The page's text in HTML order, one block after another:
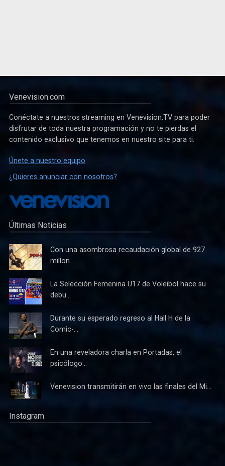
Venevision.com
Conéctate a nuestros streaming en Venevision.TV para poder
disfrutar de toda nuestra programación y no te pierdas el
contenido exclusivo que tenemos en nuestro site para ti.
Únete a nuestro equipo
¿Quieres anunciar con nosotros?
Últimas Noticias
Con una asombrosa recaudación global de 927
millon...
La Selección Femenina U17 de Voleibol hace su
debu...
Durante su esperado regreso al Hall H de la
Comic-...
En una reveladora charla en Portadas, el
psicólogo...
Venevision transmitirán en vivo las finales del Mi...
Instagram